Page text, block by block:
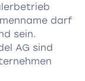
darf
sein.
AG sind